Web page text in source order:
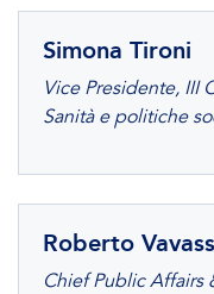
Simona Tironi
Vice Presidente, III
Sanità e politiche
Roberto
Chief Public Affairs